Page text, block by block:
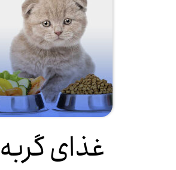
غذای گربه